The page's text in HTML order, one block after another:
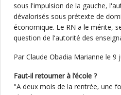
sous l'impulsion de la gauche,
dévalorisés sous prétexte de
économique. Le RN a le mérite,
question de l'autorité des
Par Claude Obadia Marianne le 9
Faut-il retourner à l’école ?
"A deux mois de la rentrée, une